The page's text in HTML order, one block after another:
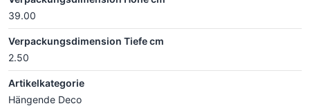
39.00
Verpackungsdimension Tiefe cm
2.50
Artikelkategorie
Hängende Deco